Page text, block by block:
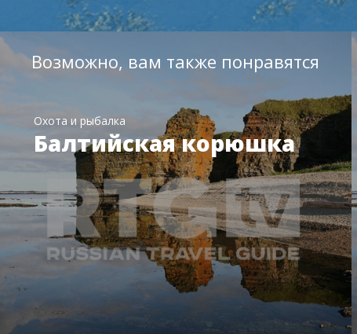
Возможно, вам также понравятся
Охота и рыбалка
Балтийская корюшка